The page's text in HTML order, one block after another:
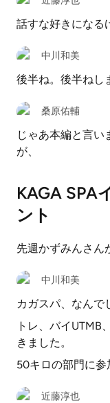
話すな好きになる
中川和美
後半ね。後半ねし
桑原佑輔
じゃあ本編と言い
が、
KAGA SPA
ント
先週かずみんさん
中川和美
カガスパ、なんで
トレ、バイUTMB
きました。
50キロの部門に参
近藤淳也